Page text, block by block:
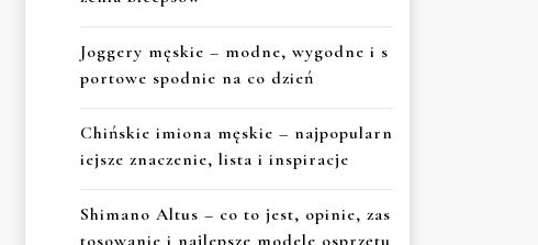
Joggery męskie – modne, wygodne i s
portowe spodnie na co dzień
Chińskie imiona męskie – najpopularn
iejsze znaczenie, lista i inspiracje
Shimano Altus – co to jest, opinie, zas
tosowanie i najlepsze modele osprzętu